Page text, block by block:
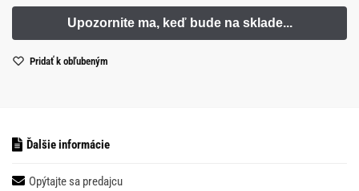
Pridať k obľubeným
Ďalšie informácie
Opýtajte sa predajcu